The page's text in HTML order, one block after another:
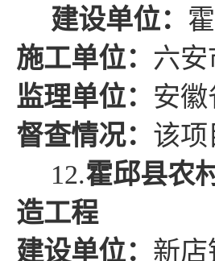
建设单位：
施工单位： 六
监理单位： 安
督查情况： 该项
12.霍邱县农
造工程
建设单位： 新店